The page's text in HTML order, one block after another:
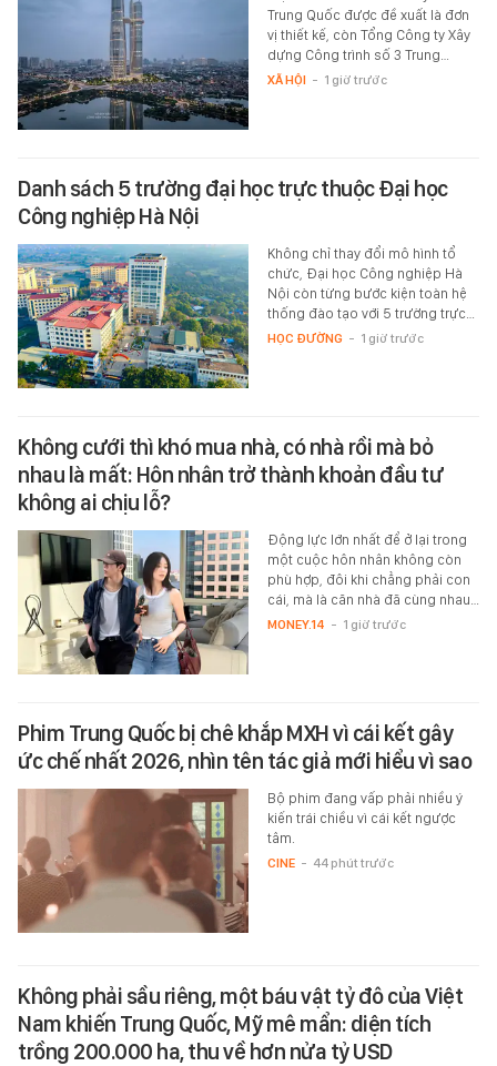
Trung Quốc được đề xuất là đơn
vị thiết kế, còn Tổng Công ty Xây
dựng Công trình số 3 Trung…
XÃ HỘI - 1 giờ trước
Danh sách 5 trường đại học trực thuộc Đại học
Công nghiệp Hà Nội
Không chỉ thay đổi mô hình tổ
chức, Đại học Công nghiệp Hà
Nội còn từng bước kiện toàn hệ
thống đào tạo với 5 trường trực…
HỌC ĐƯỜNG - 1 giờ trước
Không cưới thì khó mua nhà, có nhà rồi mà bỏ
nhau là mất: Hôn nhân trở thành khoản đầu tư
không ai chịu lỗ?
Động lực lớn nhất để ở lại trong
một cuộc hôn nhân không còn
phù hợp, đôi khi chẳng phải con
cái, mà là căn nhà đã cùng nhau…
MONEY.14 - 1 giờ trước
Phim Trung Quốc bị chê khắp MXH vì cái kết gây
ức chế nhất 2026, nhìn tên tác giả mới hiểu vì sao
Bộ phim đang vấp phải nhiều ý
kiến trái chiều vì cái kết ngược
tâm.
CINE - 44 phút trước
Không phải sầu riêng, một báu vật tỷ đô của Việt
Nam khiến Trung Quốc, Mỹ mê mẩn: diện tích
trồng 200.000 ha, thu về hơn nửa tỷ USD